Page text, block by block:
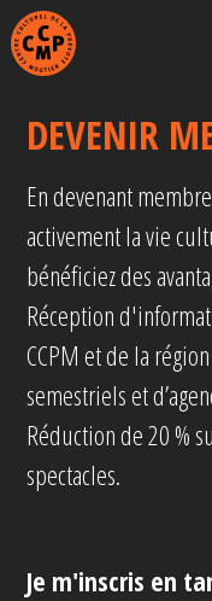
DEVENIR
En devenant
activement la vie
bénéficiez des
Réception
CCPM et de la
semestriels et
Réduction de 20 %
spectacles.
Je m'inscris en